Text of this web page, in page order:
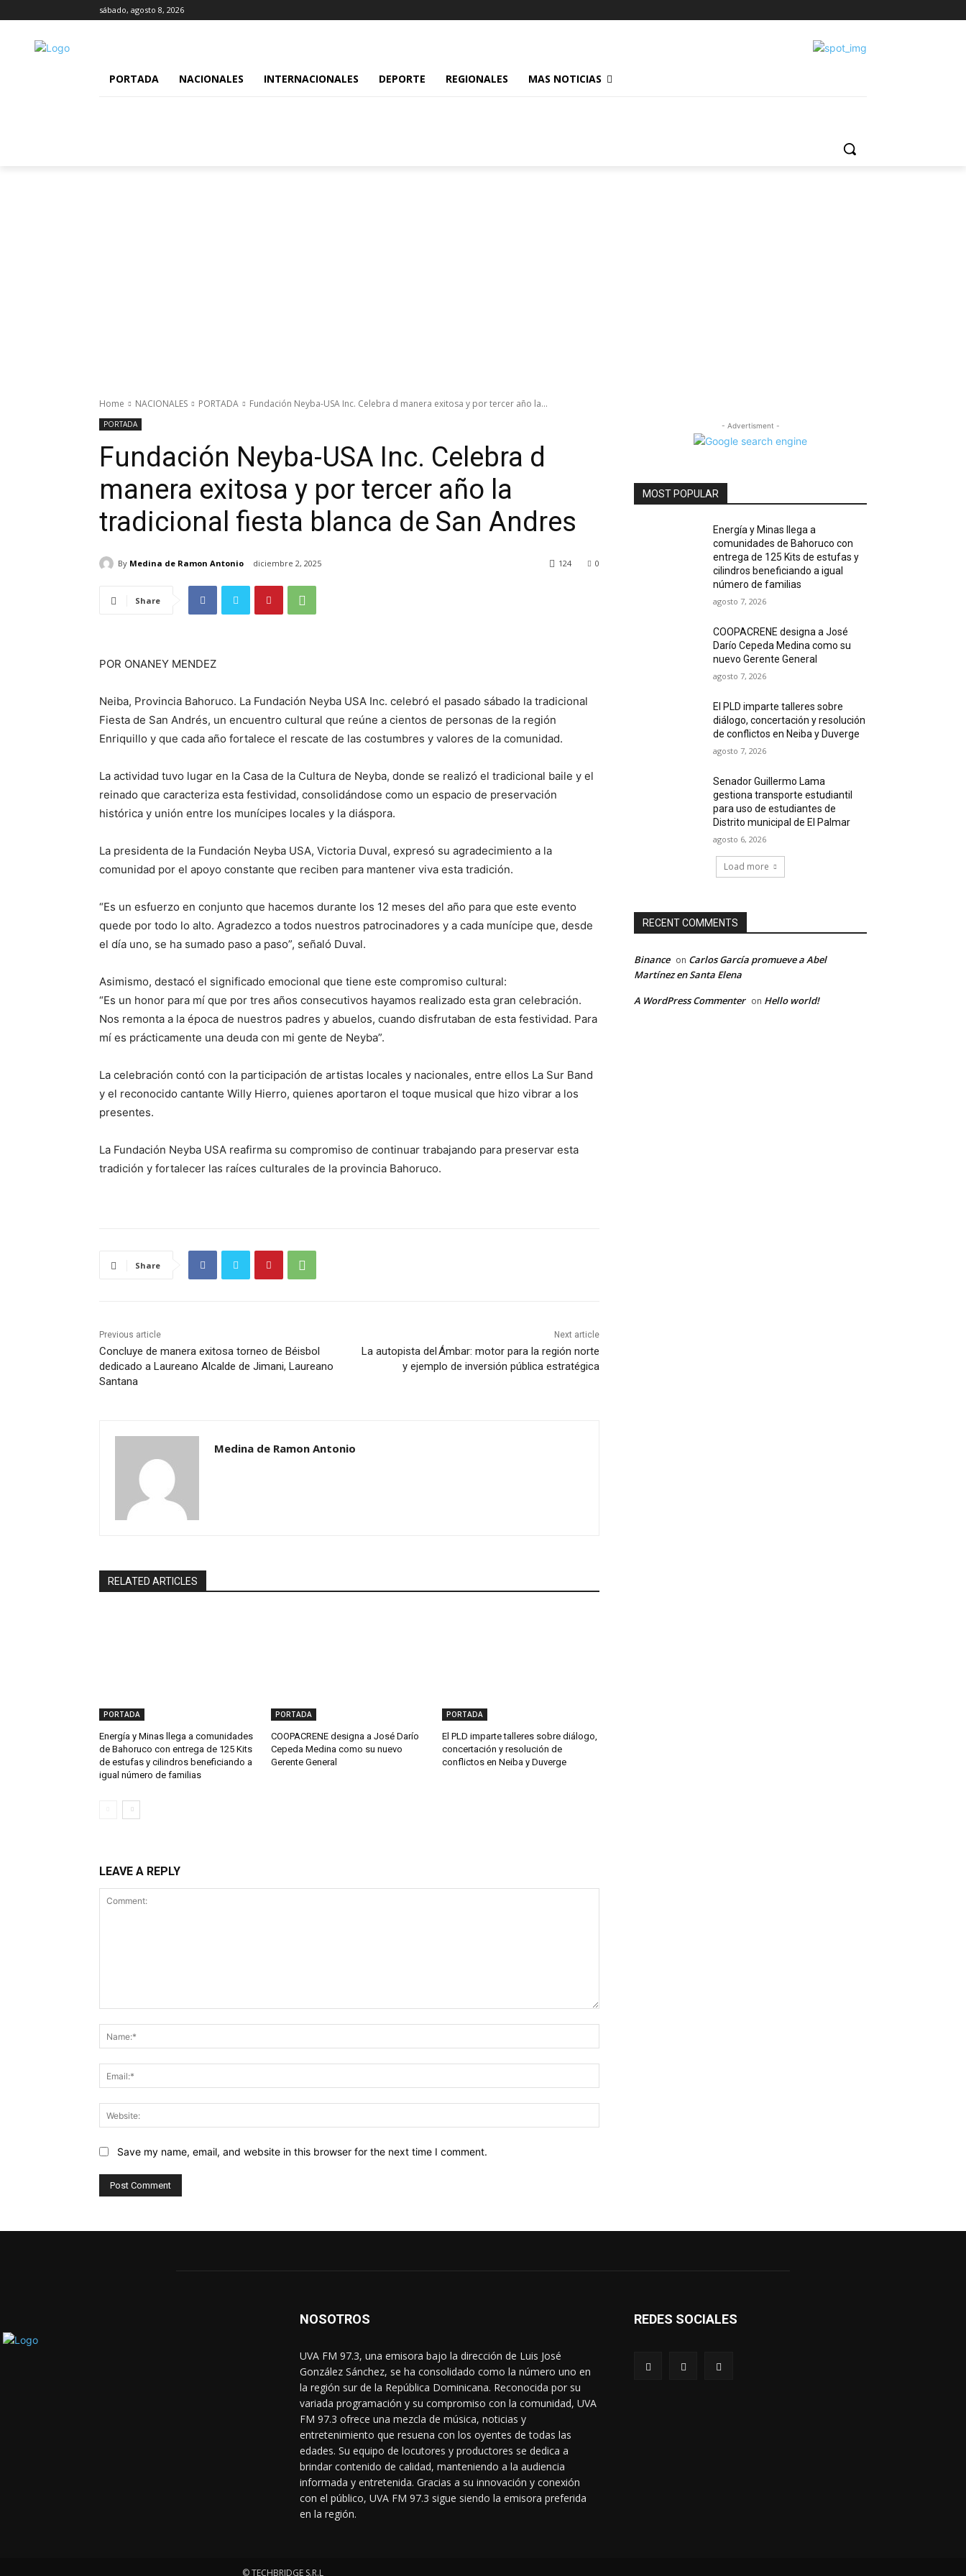
sábado, agosto 8, 2026
PORTADA NACIONALES INTERNACIONALES DEPORTE REGIONALES MAS NOTICIAS
Home NACIONALES PORTADA Fundación Neyba-USA Inc. Celebra d manera exitosa y por tercer año la...
PORTADA
Fundación Neyba-USA Inc. Celebra d
manera exitosa y por tercer año la
tradicional fiesta blanca de San Andres
By Medina de Ramon Antonio diciembre 2, 2025 0
124
Share
POR ONANEY MENDEZ
Neiba, Provincia Bahoruco. La Fundación Neyba USA Inc. celebró el pasado sábado la tradicional
Fiesta de San Andrés, un encuentro cultural que reúne a cientos de personas de la región
Enriquillo y que cada año fortalece el rescate de las costumbres y valores de la comunidad.
La actividad tuvo lugar en la Casa de la Cultura de Neyba, donde se realizó el tradicional baile y el
reinado que caracteriza esta festividad, consolidándose como un espacio de preservación
histórica y unión entre los munícipes locales y la diáspora.
La presidenta de la Fundación Neyba USA, Victoria Duval, expresó su agradecimiento a la
comunidad por el apoyo constante que reciben para mantener viva esta tradición.
“Es un esfuerzo en conjunto que hacemos durante los 12 meses del año para que este evento
quede por todo lo alto. Agradezco a todos nuestros patrocinadores y a cada munícipe que, desde
el día uno, se ha sumado paso a paso”, señaló Duval.
Asimismo, destacó el significado emocional que tiene este compromiso cultural:
“Es un honor para mí que por tres años consecutivos hayamos realizado esta gran celebración.
Nos remonta a la época de nuestros padres y abuelos, cuando disfrutaban de esta festividad. Para
mí es prácticamente una deuda con mi gente de Neyba”.
La celebración contó con la participación de artistas locales y nacionales, entre ellos La Sur Band
y el reconocido cantante Willy Hierro, quienes aportaron el toque musical que hizo vibrar a los
presentes.
La Fundación Neyba USA reafirma su compromiso de continuar trabajando para preservar esta
tradición y fortalecer las raíces culturales de la provincia Bahoruco.
Share
Previous article
Concluye de manera exitosa torneo de Béisbol
dedicado a Laureano Alcalde de Jimani, Laureano
Santana
Next article
La autopista del Ámbar: motor para la región norte
y ejemplo de inversión pública estratégica
Medina de Ramon Antonio
RELATED ARTICLES
PORTADA
Energía y Minas llega a comunidades
de Bahoruco con entrega de 125 Kits
de estufas y cilindros beneficiando a
igual número de familias
PORTADA
COOPACRENE designa a José Darío
Cepeda Medina como su nuevo
Gerente General
PORTADA
El PLD imparte talleres sobre diálogo,
concertación y resolución de
conflictos en Neiba y Duverge
LEAVE A REPLY
Save my name, email, and website in this browser for the next time I comment.
- Advertisment -
MOST POPULAR
Energía y Minas llega a
comunidades de Bahoruco con
entrega de 125 Kits de estufas y
cilindros beneficiando a igual
número de familias
agosto 7, 2026
COOPACRENE designa a José
Darío Cepeda Medina como su
nuevo Gerente General
agosto 7, 2026
El PLD imparte talleres sobre
diálogo, concertación y resolución
de conflictos en Neiba y Duverge
agosto 7, 2026
Senador Guillermo Lama
gestiona transporte estudiantil
para uso de estudiantes de
Distrito municipal de El Palmar
agosto 6, 2026
Load more
RECENT COMMENTS
Binance on Carlos García promueve a Abel
Martínez en Santa Elena
A WordPress Commenter on Hello world!
NOSOTROS
UVA FM 97.3, una emisora bajo la dirección de Luis José
González Sánchez, se ha consolidado como la número uno en
la región sur de la República Dominicana. Reconocida por su
variada programación y su compromiso con la comunidad, UVA
FM 97.3 ofrece una mezcla de música, noticias y
entretenimiento que resuena con los oyentes de todas las
edades. Su equipo de locutores y productores se dedica a
brindar contenido de calidad, manteniendo a la audiencia
informada y entretenida. Gracias a su innovación y conexión
con el público, UVA FM 97.3 sigue siendo la emisora preferida
en la región.
REDES SOCIALES
© TECHBRIDGE S.R.L